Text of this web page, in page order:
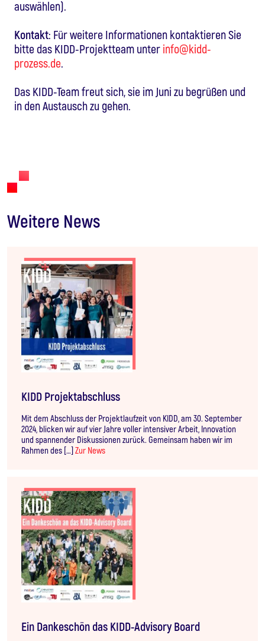
auswählen).
Kontakt: Für weitere Informationen kontaktieren Sie
bitte das KIDD-Projektteam unter info@kidd-
prozess.de.
Das KIDD-Team freut sich, sie im Juni zu begrüßen und
in den Austausch zu gehen.
Weitere News
KIDD Projektabschluss
Mit dem Abschluss der Projektlaufzeit von KIDD, am 30. September
2024, blicken wir auf vier Jahre voller intensiver Arbeit, Innovation
und spannender Diskussionen zurück. Gemeinsam haben wir im
Rahmen des […]Zur News
Ein Dankeschön das KIDD-Advisory Board